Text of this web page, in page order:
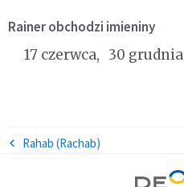
Rainerobchodzi imieniny
17 czerwca 30 grudnia
Rahab (Rachab)